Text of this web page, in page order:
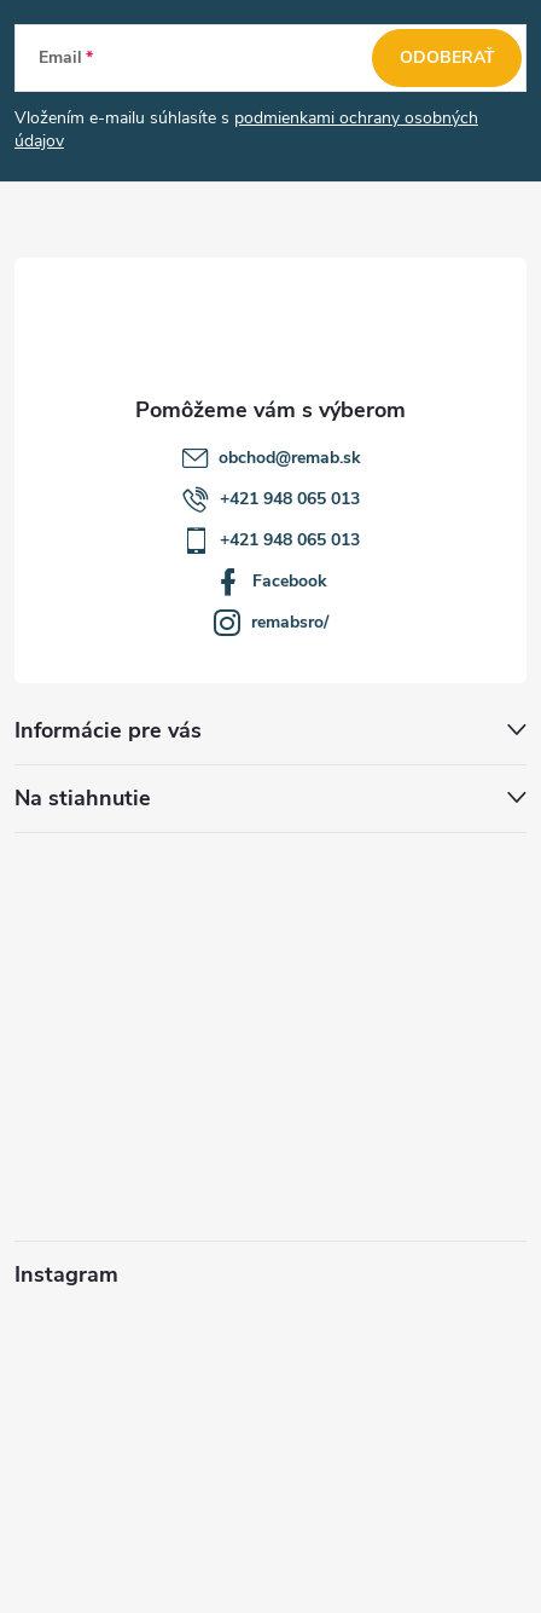
Z
á
p
Email
Vložením e-mailu súhlasíte s podmienkami ochrany osobných
údajov
ODOBERAŤ
Informácie pre vás
Na stiahnutie
Instagram
obchod@remab.sk
+421 948 065 013
+421 948 065 013
Facebook
remabsro/